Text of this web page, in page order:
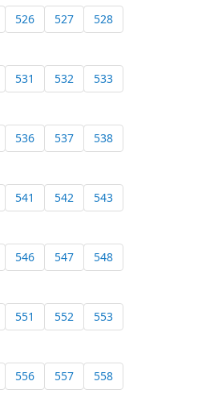
526 527 528
531 532 533
536 537 538
541 542 543
546 547 548
551 552 553
556 557 558